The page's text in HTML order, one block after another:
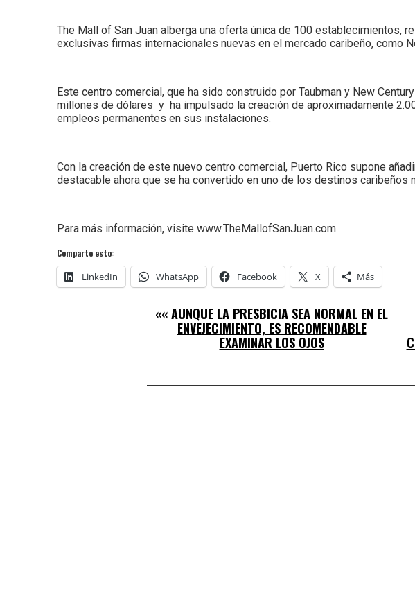
The Mall of San Juan alberga una oferta única de 100 establecimientos,
exclusivas firmas internacionales nuevas en el mercado caribeño, como
Este centro comercial, que ha sido construido por Taubman y New
millones de dólares y ha impulsado la creación de aproximadamente
empleos permanentes en sus instalaciones.
Con la creación de este nuevo centro comercial, Puerto Rico supone
destacable ahora que se ha convertido en uno de los destinos caribeños
Para más información, visite www.TheMallofSanJuan.com
Comparte esto:
LinkedIn WhatsApp Facebook X Más
««AUNQUE LA PRESBICIA SEA NORMAL EN EL
ENVEJECIMIENTO, ES RECOMENDABLE
EXAMINAR LOS OJOS